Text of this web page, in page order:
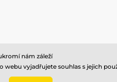
created bySIMPLIA.cz
nám záleží
vyjadřujete souhlas s jejich